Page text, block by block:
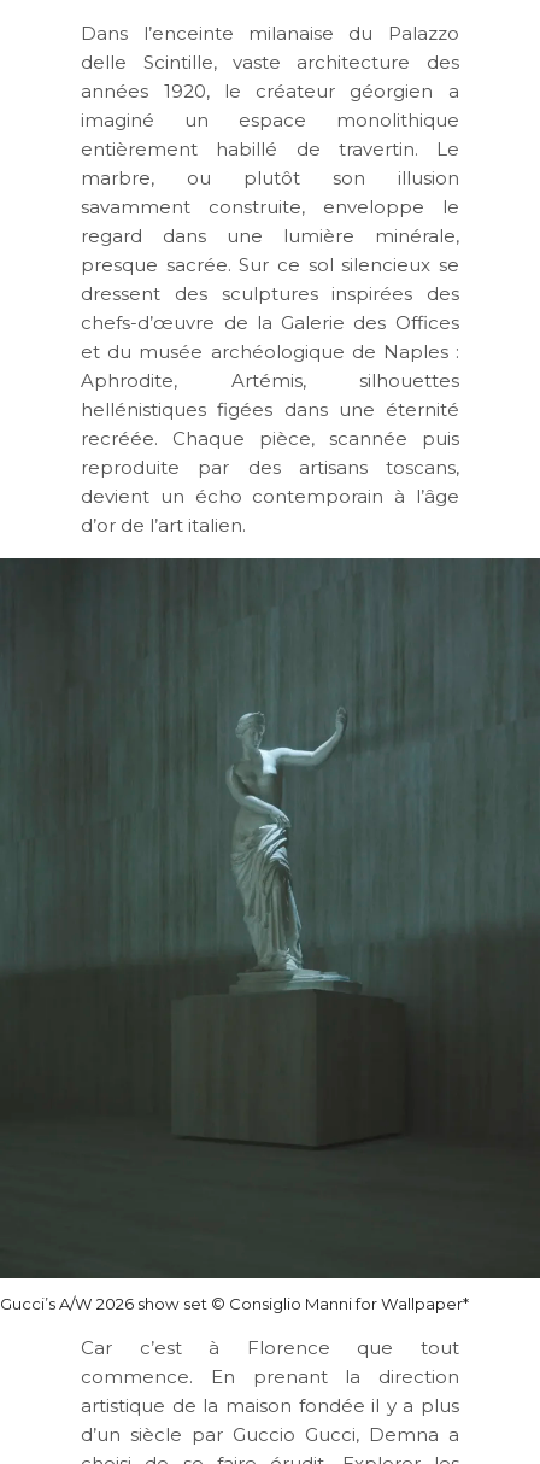
Dans l’enceinte milanaise du
Palazzo
delle Scintille, vaste architecture des
années 1920, le créateur géorgien a
imaginé un espace monolithique
entièrement habillé de travertin. Le
marbre, ou plutôt son illusion
savamment construite, enveloppe le
regard dans une lumière minérale,
presque sacrée. Sur ce sol silencieux se
dressent des sculptures inspirées des
chefs-d’œuvre de la Galerie des Offices
et du musée archéologique de Naples :
Aphrodite, Artémis, silhouettes
hellénistiques figées dans une éternité
recréée. Chaque pièce, scannée puis
reproduite par des artisans toscans,
devient un écho contemporain à l’âge
d’or de l’art italien.
Gucci’s A/W 2026 show set © Consiglio Manni for Wallpaper*
Car c’est à Florence que tout
commence. En prenant la direction
artistique de la maison fondée il y a plus
d’un siècle par Guccio Gucci, Demna a